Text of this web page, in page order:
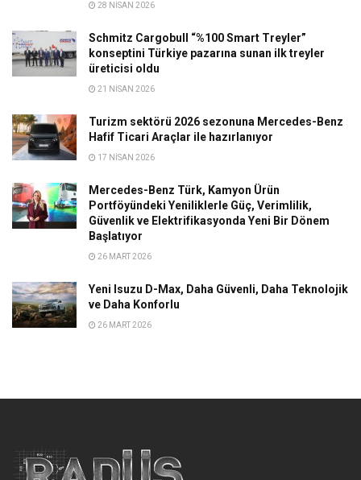
28 NISAN 2026
Schmitz Cargobull “%100 Smart Treyler”
konseptini Türkiye pazarına sunan ilk treyler
üreticisi oldu
21 NISAN 2026
Turizm sektörü 2026 sezonuna Mercedes-Benz
Hafif Ticari Araçlar ile hazırlanıyor
17 NISAN 2026
Mercedes-Benz Türk, Kamyon Ürün
Portföyündeki Yeniliklerle Güç, Verimlilik,
Güvenlik ve Elektrifikasyonda Yeni Bir Dönem
Başlatıyor
26 MART 2026
Yeni Isuzu D-Max, Daha Güvenli, Daha Teknolojik
ve Daha Konforlu
26 MART 2026